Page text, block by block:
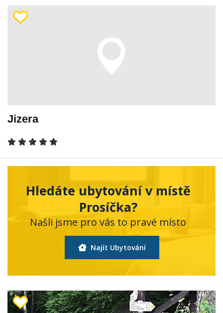
Jizera
Hledáte ubytování v místě
Prosíčka?
Našli jsme pro vás to pravé místo
Najít Ubytování